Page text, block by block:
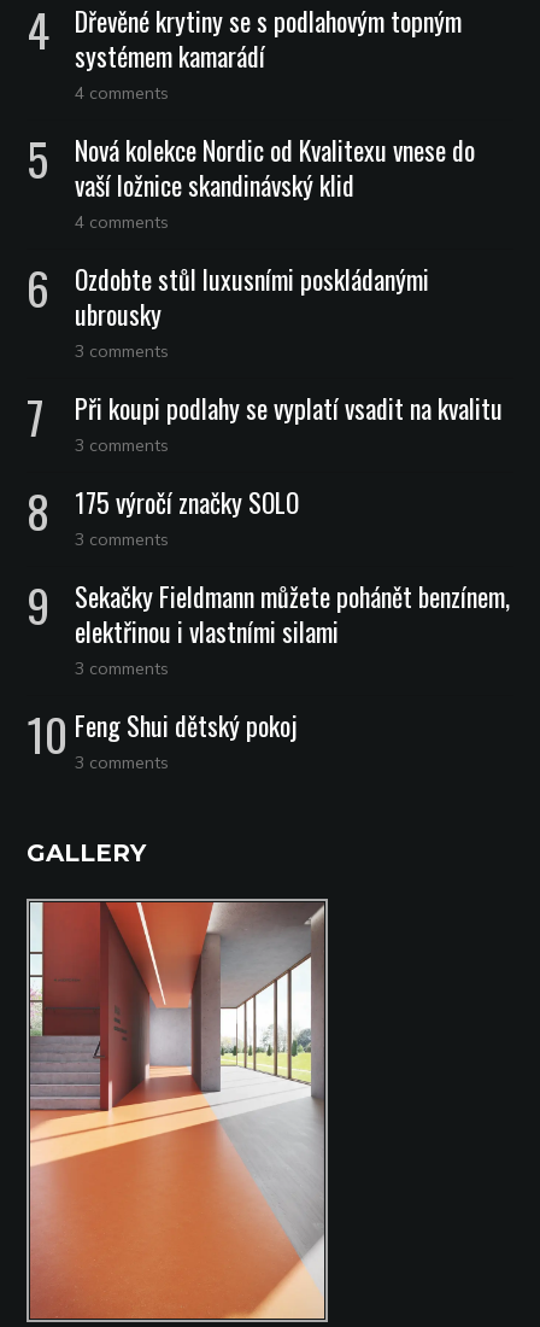
Dřevěné krytiny se s podlahovým topným
systémem kamarádí
4 comments
Nová kolekce Nordic od Kvalitexu vnese do
vaší ložnice skandinávský klid
4 comments
Ozdobte stůl luxusními poskládanými
ubrousky
3 comments
Při koupi podlahy se vyplatí vsadit na kvalitu
3 comments
175 výročí značky SOLO
3 comments
Sekačky Fieldmann můžete pohánět benzínem,
elektřinou i vlastními silami
3 comments
Feng Shui dětský pokoj
3 comments
GALLERY